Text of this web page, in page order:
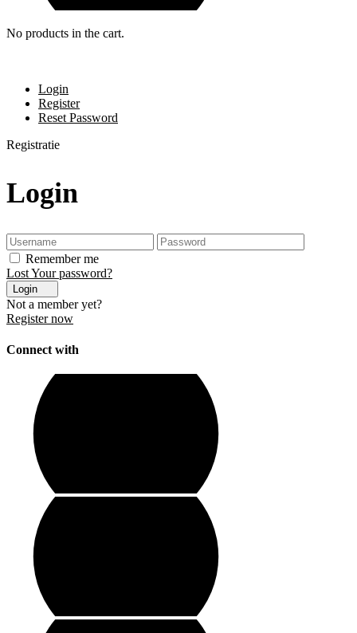
No products in the cart.
Login
Register
Reset Password
Registratie
Login
Remember me
Lost Your password?
Login
Not a member yet?
Register now
Connect with